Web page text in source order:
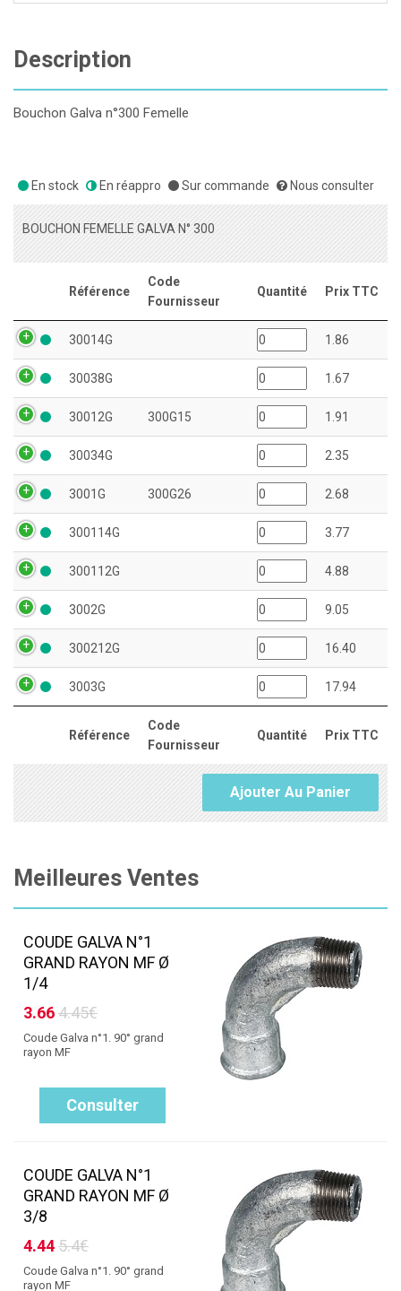
Description
Bouchon Galva n°300 Femelle
En stock En réappro Sur commande Nous consulter
BOUCHON FEMELLE GALVA N° 300
Référence
Code
Fournisseur
Quantité Prix TTC
Référence
Code
Fournisseur
Quantité Prix TTC
30014G 1.86
30038G 1.67
30012G 300G15 1.91
30034G 2.35
3001G 300G26 2.68
300114G 3.77
300112G 4.88
3002G 9.05
300212G 16.40
3003G 17.94
Ajouter Au Panier
Meilleures Ventes
COUDE GALVA N°1
GRAND RAYON MF Ø
1/4
3.664.45€
Coude Galva n°1. 90° grand
rayon MF
Consulter
COUDE GALVA N°1
GRAND RAYON MF Ø
3/8
4.445.4€
Coude Galva n°1. 90° grand
rayon MF